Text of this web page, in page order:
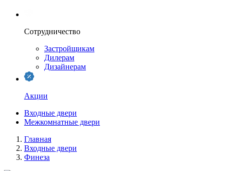
Сотрудничество
Застройщикам
Дилерам
Дизайнерам
Акции
Входные двери
Межкомнатные двери
Главная
Входные двери
Финеза